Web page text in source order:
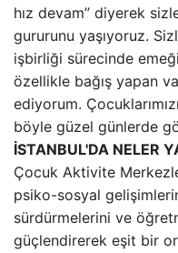
hız devam” diyerek
gururunu yaşıyoruz.
işbirliği sürecinde
özellikle bağış yapan
ediyorum.
böyle güzel günlerde
İSTANBUL'DA NELER
Çocuk Aktivite
psiko-sosyal
sürdürmelerini ve
güçlendirerek eşit bir